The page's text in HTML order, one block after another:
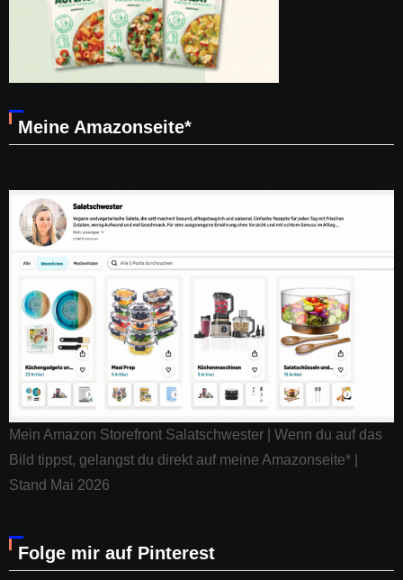
Meine Amazonseite*
Mein Amazon Storefront Salatschwester | Wenn du auf das
Bild tippst, gelangst du direkt auf meine Amazonseite* |
Stand Mai 2026
Folge mir auf Pinterest